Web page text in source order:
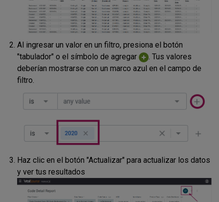
Al ingresar un valor en un filtro, presiona el botón
"tabulador" o el símbolo de agregar
. Tus valores
deberían mostrarse con un marco azul en el campo de
filtro.
Haz clic en el botón "Actualizar" para actualizar los datos
y ver tus resultados